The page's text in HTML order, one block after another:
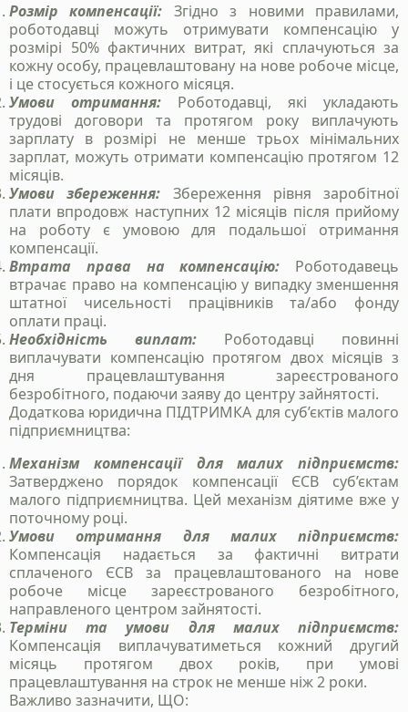
Розмір компенсації: Згідно з новими правилами,
роботодавці можуть отримувати компенсацію у
розмірі 50% фактичних витрат, які сплачуються за
кожну особу, працевлаштовану на нове робоче місце,
і це стосується кожного місяця.
Умови отримання: Роботодавці, які укладають
трудові договори та протягом року виплачують
зарплату в розмірі не менше трьох мінімальних
зарплат, можуть отримати компенсацію протягом 12
місяців.
Умови збереження: Збереження рівня заробітної
плати впродовж наступних 12 місяців після прийому
на роботу є умовою для подальшої отримання
компенсації.
Втрата права на компенсацію: Роботодавець
втрачає право на компенсацію у випадку зменшення
штатної чисельності працівників та/або фонду
оплати праці.
Необхідність виплат:
Роботодавці повинні
виплачувати компенсацію протягом двох місяців з
дня працевлаштування зареєстрованого
безробітного, подаючи заяву до центру зайнятості.
Додаткова юридична ПІДТРИМКА для суб’єктів малого
підприємництва:
Механізм компенсації для малих підприємств:
Затверджено порядок компенсації ЄСВ суб’єктам
малого підприємництва. Цей механізм діятиме вже у
поточному році.
Умови отримання для малих підприємств:
Компенсація надається за фактичні витрати
сплаченого ЄСВ за працевлаштованого на нове
робоче місце зареєстрованого безробітного,
направленого центром зайнятості.
Терміни та умови для малих підприємств:
Компенсація виплачуватиметься кожний другий
місяць протягом двох років, при умові
працевлаштування на строк не менше ніж 2 роки.
Важливо зазначити, ЩО:
Станьте нашим
клієнтом
Зателефонуйте нам, напишіть у telegram, чи
заповінть форму і ми зв`яжемось з вами
+38 050 976 25 47